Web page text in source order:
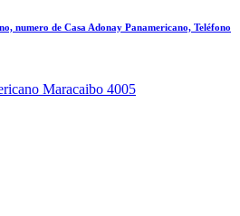
numero de Casa Adonay Panamericano, Teléfono
Maracaibo 4005